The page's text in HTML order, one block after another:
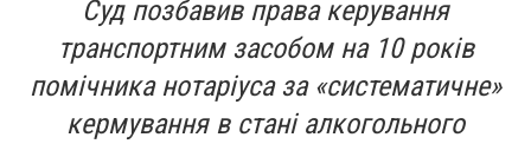
Суд позбавив права керування
транспортним засобом на 10 років
помічника нотаріуса за «систематичне»
кермування в стані алкогольного